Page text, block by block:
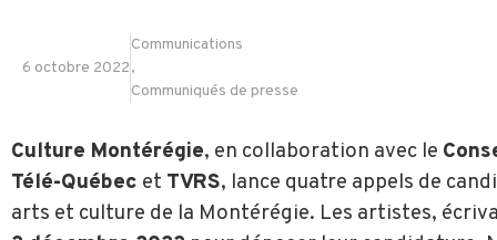
6 octobre 2022
Communications
,
Communiqués de presse
Culture Montérégie, en collaboration avec le
Télé-Québec et TVRS, lance quatre appels de
arts et culture de la Montérégie. Les artistes,